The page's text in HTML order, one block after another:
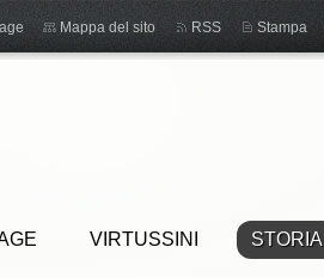
VIRTUSSINI STORIA
Mappa del sito RSS Stampa